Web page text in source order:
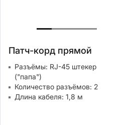
Патч-корд прямой
Разъёмы: RJ-45 штекер
("папа")
Количество разъёмов: 2
Длина кабеля: 1,8 м